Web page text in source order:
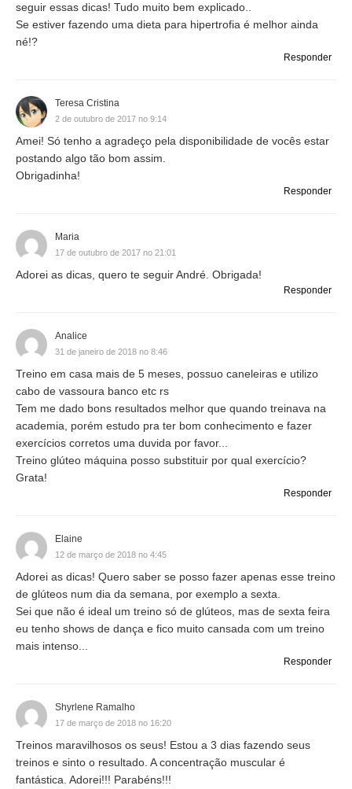
seguir essas dicas! Tudo muito bem explicado..
Se estiver fazendo uma dieta para hipertrofia é melhor ainda
né!?
Responder
Teresa Cristina
2 de outubro de 2017 no 9:14
Amei! Só tenho a agradeço pela disponibilidade de vocês estar
postando algo tão bom assim.
Obrigadinha!
Responder
Maria
17 de outubro de 2017 no 21:01
Adorei as dicas, quero te seguir André. Obrigada!
Responder
Analice
31 de janeiro de 2018 no 8:46
Treino em casa mais de 5 meses, possuo caneleiras e utilizo
cabo de vassoura banco etc rs
Tem me dado bons resultados melhor que quando treinava na
academia, porém estudo pra ter bom conhecimento e fazer
exercícios corretos uma duvida por favor...
Treino glúteo máquina posso substituir por qual exercício?
Grata!
Responder
Elaine
12 de março de 2018 no 4:45
Adorei as dicas! Quero saber se posso fazer apenas esse treino
de glúteos num dia da semana, por exemplo a sexta.
Sei que não é ideal um treino só de glúteos, mas de sexta feira
eu tenho shows de dança e fico muito cansada com um treino
mais intenso...
Responder
Shyrlene Ramalho
17 de março de 2018 no 16:20
Treinos maravilhosos os seus! Estou a 3 dias fazendo seus
treinos e sinto o resultado. A concentração muscular é
fantástica. Adorei!!! Parabéns!!!